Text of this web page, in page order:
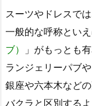
スーツやドレスで
一般的な呼称とい
ブ）
」がもっとも有
ランジェリーパブ
銀座や六本木など
バクラと区別する